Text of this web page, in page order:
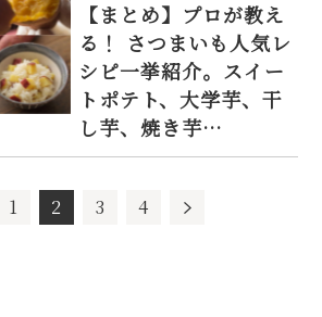
【まとめ】プロが教え
る！ さつまいも人気レ
シピ一挙紹介。スイー
トポテト、大学芋、干
し芋、焼き芋…
1 2 3 4